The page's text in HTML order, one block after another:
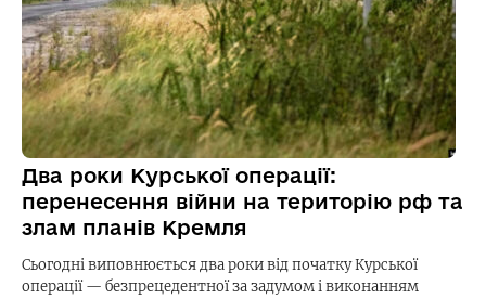
Два роки Курської операції:
перенесення війни на територію рф та
злам планів Кремля
Сьогодні виповнюється два роки від початку Курської
операції — безпрецедентної за задумом і виконанням